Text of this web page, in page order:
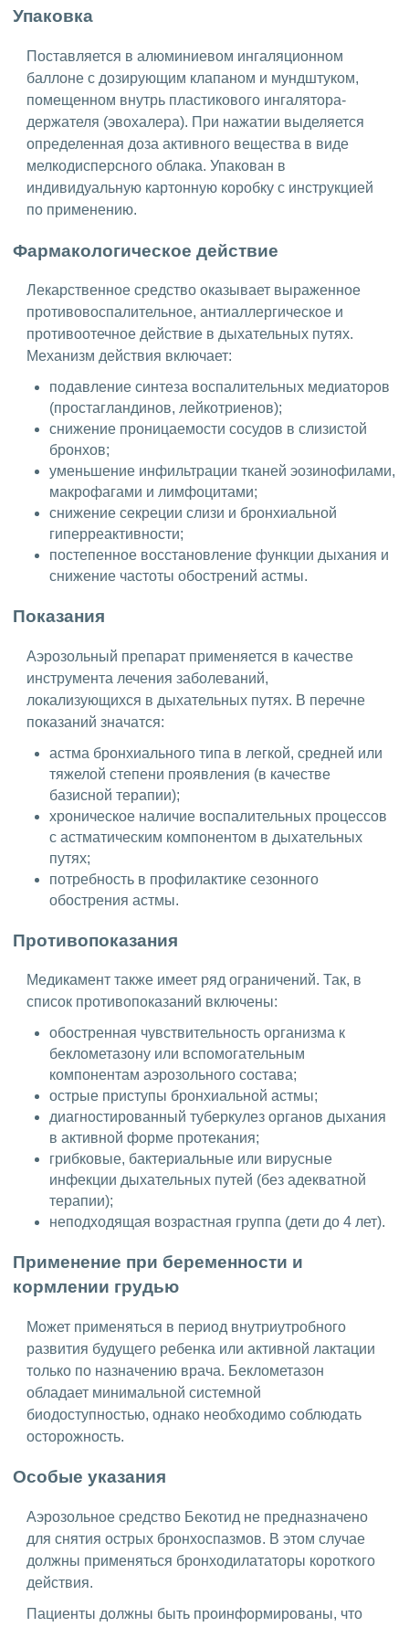
Упаковка
Поставляется в алюминиевом ингаляционном
баллоне с дозирующим клапаном и мундштуком,
помещенном внутрь пластикового ингалятора-
держателя (эвохалера). При нажатии выделяется
определенная доза активного вещества в виде
мелкодисперсного облака. Упакован в
индивидуальную картонную коробку с инструкцией
по применению.
Фармакологическое действие
Лекарственное средство оказывает выраженное
противовоспалительное, антиаллергическое и
противоотечное действие в дыхательных путях.
Механизм действия включает:
подавление синтеза воспалительных медиаторов
(простагландинов, лейкотриенов);
снижение проницаемости сосудов в слизистой
бронхов;
уменьшение инфильтрации тканей эозинофилами,
макрофагами и лимфоцитами;
снижение секреции слизи и бронхиальной
гиперреактивности;
постепенное восстановление функции дыхания и
снижение частоты обострений астмы.
Показания
Аэрозольный препарат применяется в качестве
инструмента лечения заболеваний,
локализующихся в дыхательных путях. В перечне
показаний значатся:
астма бронхиального типа в легкой, средней или
тяжелой степени проявления (в качестве
базисной терапии);
хроническое наличие воспалительных процессов
с астматическим компонентом в дыхательных
путях;
потребность в профилактике сезонного
обострения астмы.
Противопоказания
Медикамент также имеет ряд ограничений. Так, в
список противопоказаний включены:
обостренная чувствительность организма к
беклометазону или вспомогательным
компонентам аэрозольного состава;
острые приступы бронхиальной астмы;
диагностированный туберкулез органов дыхания
в активной форме протекания;
грибковые, бактериальные или вирусные
инфекции дыхательных путей (без адекватной
терапии);
неподходящая возрастная группа (дети до 4 лет).
Применение при беременности и
кормлении грудью
Может применяться в период внутриутробного
развития будущего ребенка или активной лактации
только по назначению врача. Беклометазон
обладает минимальной системной
биодоступностью, однако необходимо соблюдать
осторожность.
Особые указания
Аэрозольное средство Бекотид не предназначено
для снятия острых бронхоспазмов. В этом случае
должны применяться бронходилататоры короткого
действия.
Пациенты должны быть проинформированы, что